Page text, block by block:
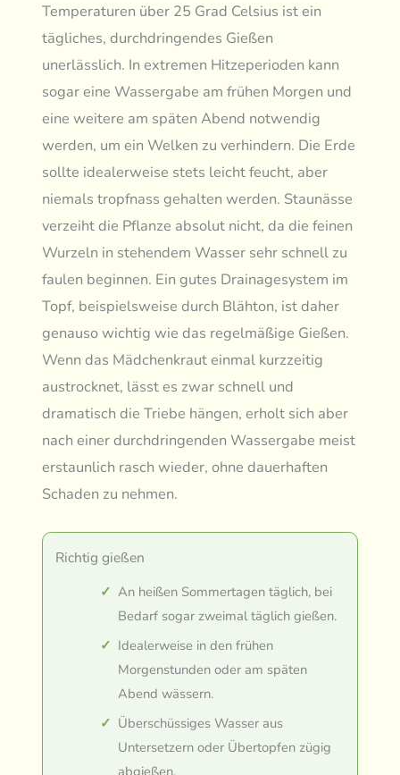
Temperaturen über 25 Grad Celsius ist ein
tägliches, durchdringendes Gießen
unerlässlich. In extremen Hitzeperioden kann
sogar eine Wassergabe am frühen Morgen und
eine weitere am späten Abend notwendig
werden, um ein Welken zu verhindern. Die Erde
sollte idealerweise stets leicht feucht, aber
niemals tropfnass gehalten werden. Staunässe
verzeiht die Pflanze absolut nicht, da die feinen
Wurzeln in stehendem Wasser sehr schnell zu
faulen beginnen. Ein gutes Drainagesystem im
Topf, beispielsweise durch Blähton, ist daher
genauso wichtig wie das regelmäßige Gießen.
Wenn das Mädchenkraut einmal kurzzeitig
austrocknet, lässt es zwar schnell und
dramatisch die Triebe hängen, erholt sich aber
nach einer durchdringenden Wassergabe meist
erstaunlich rasch wieder, ohne dauerhaften
Schaden zu nehmen.
Richtig gießen
An heißen Sommertagen täglich, bei
Bedarf sogar zweimal täglich gießen.
Idealerweise in den frühen
Morgenstunden oder am späten
Abend wässern.
Überschüssiges Wasser aus
Untersetzern oder Übertopfen zügig
abgießen.